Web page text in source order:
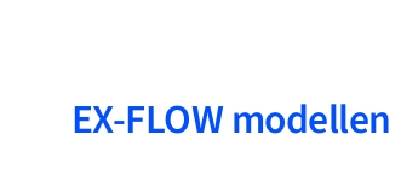
EX-FLOW modellen